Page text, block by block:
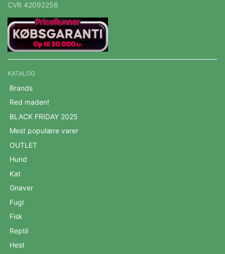
CVR 42092258
KATALOG
Brands
Red maden!
BLACK FRIDAY 2025
Mest populære varer
OUTLET
Hund
Kat
Gnaver
Fugl
Fisk
Reptil
Hest